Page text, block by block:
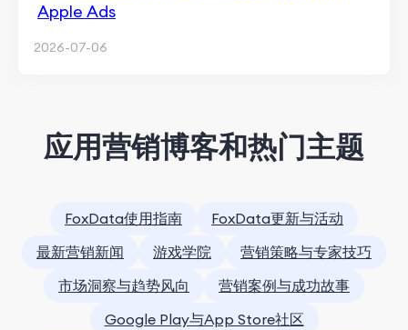
Apple Ads
2026-07-06
应用营销博客和热门主题
FoxData使用指南
FoxData更新与活动
最新营销新闻
游戏学院
营销策略与专家技巧
市场洞察与趋势风向
营销案例与成功故事
Google Play与App Store社区